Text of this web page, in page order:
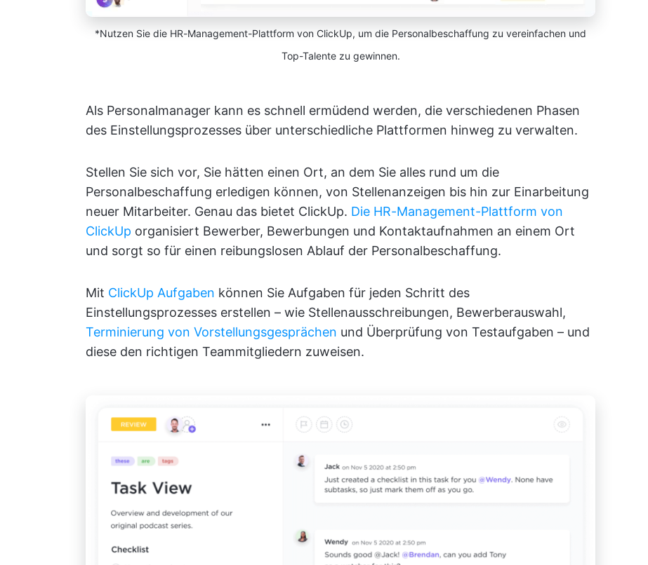
*Nutzen Sie die HR-Management-Plattform von ClickUp, um die Personalbeschaffung zu vereinfachen und
Top-Talente zu gewinnen.
Als Personalmanager kann es schnell ermüdend werden, die verschiedenen Phasen
des Einstellungsprozesses über unterschiedliche Plattformen hinweg zu verwalten.
Stellen Sie sich vor, Sie hätten einen Ort, an dem Sie alles rund um die
Personalbeschaffung erledigen können, von Stellenanzeigen bis hin zur Einarbeitung
neuer Mitarbeiter. Genau das bietet ClickUp. Die HR-Management-Plattform von
ClickUp organisiert Bewerber, Bewerbungen und Kontaktaufnahmen an einem Ort
und sorgt so für einen reibungslosen Ablauf der Personalbeschaffung.
Mit ClickUp Aufgaben können Sie Aufgaben für jeden Schritt des
Einstellungsprozesses erstellen – wie Stellenausschreibungen, Bewerberauswahl,
Terminierung von Vorstellungsgesprächen und Überprüfung von Testaufgaben – und
diese den richtigen Teammitgliedern zuweisen.